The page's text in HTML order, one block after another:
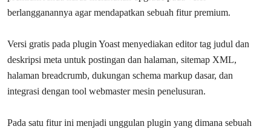
berlangganannya agar mendapatkan sebuah fitur premium.
Versi gratis pada plugin Yoast menyediakan editor tag judul dan
deskripsi meta untuk postingan dan halaman, sitemap XML,
halaman breadcrumb, dukungan schema markup dasar, dan
integrasi dengan tool webmaster mesin penelusuran.
Pada satu fitur ini menjadi unggulan plugin yang dimana sebuah